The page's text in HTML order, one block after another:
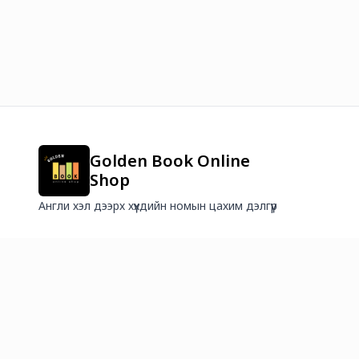
Golden Book Online
Shop
Англи хэл дээрх хүүхдийн номын цахим дэлгүүр